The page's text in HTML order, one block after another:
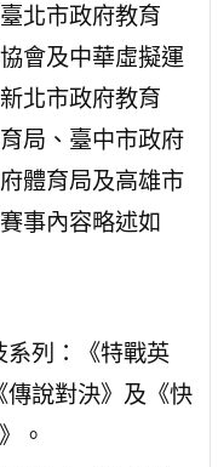
北市政府教育
會及中華虛擬運
北市政府教育
局、臺中市政府
體育局及高雄市
事內容略述如
系列：《特戰英
傳說對決》及《快
。